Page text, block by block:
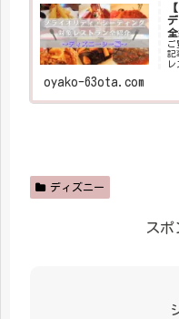
全
ご
記
ズ
oyako-63ota.com
ディズニー
スポ